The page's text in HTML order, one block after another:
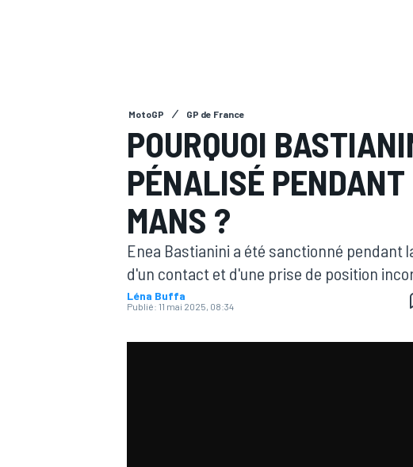
MOTOGP
MotoGP GP de France
POURQUOI
PÉNALISÉ
MANS ?
Enea Bastianini a été sanctionné pendant
d'un contact et d'une prise de position
Léna Buffa
Publié: 11 mai 2025, 08:34